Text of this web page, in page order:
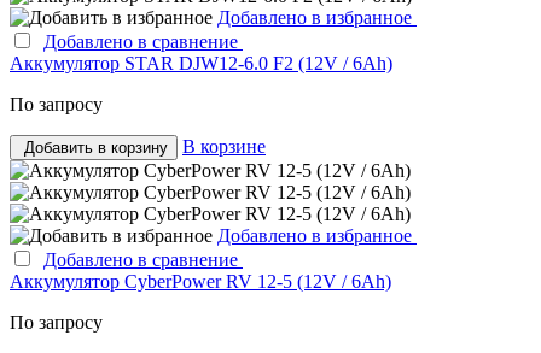
Добавлено в избранное
Добавлено в сравнение
Аккумулятор STAR DJW12-6.0 F2 (12V / 6Ah)
По запросу
Добавить в корзину В корзине
Добавлено в избранное
Добавлено в сравнение
Аккумулятор CyberPower RV 12-5 (12V / 6Ah)
По запросу